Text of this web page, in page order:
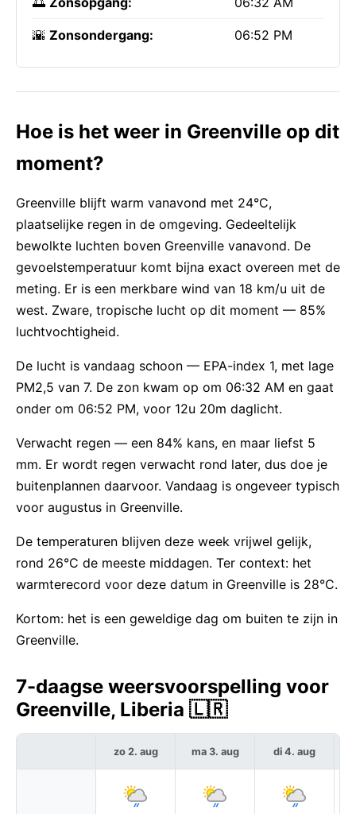
🌇 Zonsondergang: 06:52 PM
Hoe is het weer in Greenville op dit
moment?
Greenville blijft warm vanavond met 24°C,
plaatselijke regen in de omgeving. Gedeeltelijk
bewolkte luchten boven Greenville vanavond. De
gevoelstemperatuur komt bijna exact overeen met de
meting. Er is een merkbare wind van 18 km/u uit de
west. Zware, tropische lucht op dit moment — 85%
luchtvochtigheid.
De lucht is vandaag schoon — EPA-index 1, met lage
PM2,5 van 7. De zon kwam op om 06:32 AM en gaat
onder om 06:52 PM, voor 12u 20m daglicht.
Verwacht regen — een 84% kans, en maar liefst 5
mm. Er wordt regen verwacht rond later, dus doe je
buitenplannen daarvoor. Vandaag is ongeveer typisch
voor augustus in Greenville.
De temperaturen blijven deze week vrijwel gelijk,
rond 26°C de meeste middagen. Ter context: het
warmterecord voor deze datum in Greenville is 28°C.
Kortom: het is een geweldige dag om buiten te zijn in
Greenville.
7-daagse weersvoorspelling voor
Greenville, Liberia 🇱🇷
zo 2. aug ma 3. aug di 4. aug